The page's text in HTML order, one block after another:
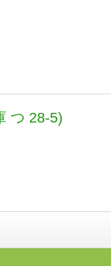
つ 28-5)